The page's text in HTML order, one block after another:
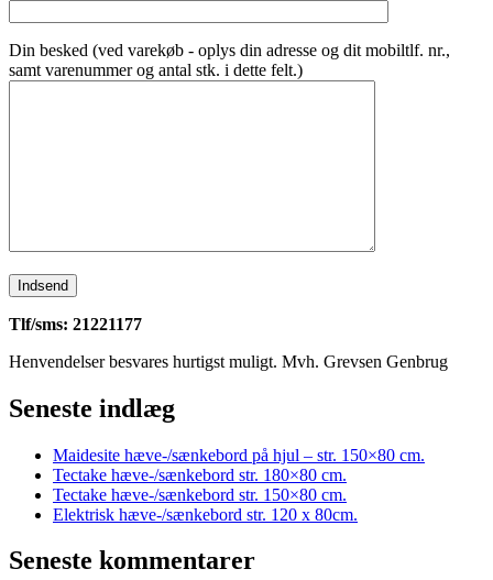
Din besked (ved varekøb - oplys din adresse og dit mobiltlf. nr.,
samt varenummer og antal stk. i dette felt.)
Tlf/sms: 21221177
Henvendelser besvares hurtigst muligt. Mvh. Grevsen Genbrug
Seneste indlæg
Maidesite hæve-/sænkebord på hjul – str. 150×80 cm.
Tectake hæve-/sænkebord str. 180×80 cm.
Tectake hæve-/sænkebord str. 150×80 cm.
Elektrisk hæve-/sænkebord str. 120 x 80cm.
Seneste kommentarer